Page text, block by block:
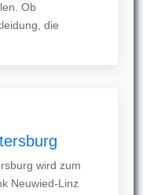
Ob
die
wird zum
Neuwied-Linz